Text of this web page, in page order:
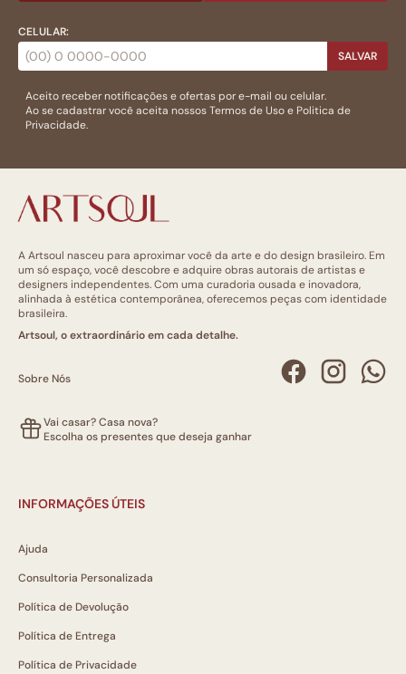
CELULAR:
SALVAR
Aceito receber notificações e ofertas por e-mail ou celular.
Ao se cadastrar você aceita nossosTermos de Usoe Politica de
Privacidade.
A Artsoul nasceu para aproximar você da arte e do design brasileiro. Em
um só espaço, você descobre e adquire obras autorais de artistas e
designers independentes. Com uma curadoria ousada e inovadora,
alinhada à estética contemporânea, oferecemos peças com identidade
brasileira.
Artsoul, o extraordinário em cada detalhe.
Sobre Nós
Vai casar? Casa nova?
Escolha os presentes que deseja ganhar
INFORMAÇÕES ÚTEIS
Ajuda
Consultoria Personalizada
Política de Devolução
Política de Entrega
Política de Privacidade